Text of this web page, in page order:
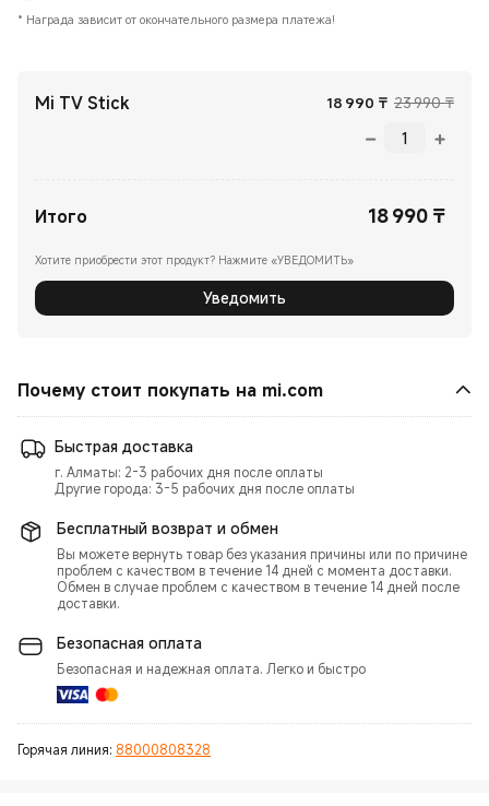
* Награда зависит от окончательного размера платежа!
Mi TV Stick 18 990 ₸Current Price
23 990 ₸
Итого 18 990 ₸
Хотите приобрести этот продукт? Нажмите «УВЕДОМИТЬ»
Уведомить
Почему стоит покупать на mi.com
Быстрая доставка
г. Алматы: 2-3 рабочих дня после оплаты
Другие города: 3-5 рабочих дня после оплаты
Бесплатный возврат и обмен
Вы можете вернуть товар без указания причины или по причине
проблем с качеством в течение 14 дней с момента доставки.
Обмен в случае проблем с качеством в течение 14 дней после
доставки.
Безопасная оплата
Безопасная и надежная оплата. Легко и быстро
Горячая линия: 88000808328